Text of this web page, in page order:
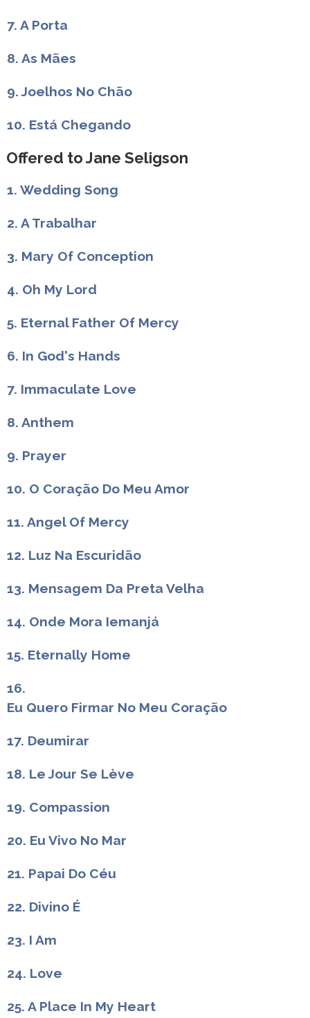
7. A Porta
8. As Mães
9. Joelhos No Chão
10. Está Chegando
Offered to Jane Seligson
1. Wedding Song
2. A Trabalhar
3. Mary Of Conception
4. Oh My Lord
5. Eternal Father Of Mercy
6. In God's Hands
7. Immaculate Love
8. Anthem
9. Prayer
10. O Coração Do Meu Amor
11. Angel Of Mercy
12. Luz Na Escuridão
13. Mensagem Da Preta Velha
14. Onde Mora Iemanjá
15. Eternally Home
16.
Eu Quero Firmar No Meu Coração
17. Deumirar
18. Le Jour Se Lève
19. Compassion
20. Eu Vivo No Mar
21. Papai Do Céu
22. Divino É
23. I Am
24. Love
25. A Place In My Heart